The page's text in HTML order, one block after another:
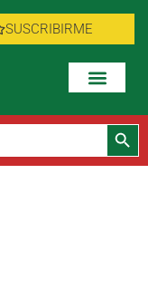
SUSCRIBIRME
Botón de